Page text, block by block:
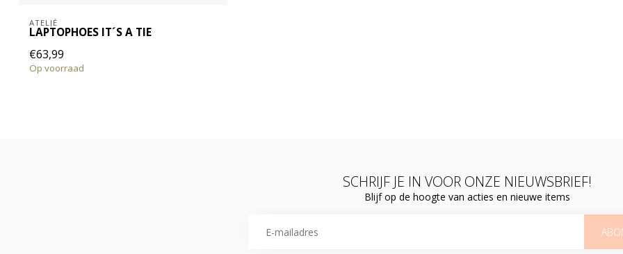
ATELJÉ
LAPTOPHOES IT´S A TIE
€63,99
Op voorraad
SCHRIJF JE IN VOOR ONZE NIEUWSBRIEF!
Blijf op de hoogte van acties en nieuwe items